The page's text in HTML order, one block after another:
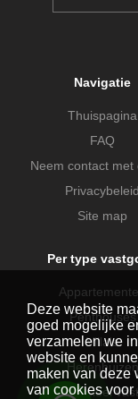
Navigatie
Thuispagina
FAQ
Neem contact met
Privacybeleid
Site map
Per type
Penthouses
Villa's
Herenhuizen
Commercieel
Deze website
goed mogelijke
verzamelen we
website en
maken van deze
van cookies